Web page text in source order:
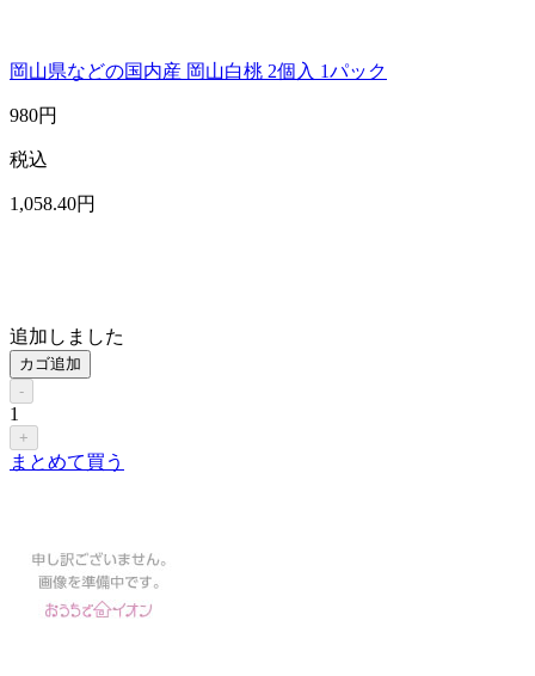
岡山県などの国内産 岡山白桃 2個入 1パック
980円
税込
1,058.40円
追加しました
カゴ追加
-
1
+
まとめて買う